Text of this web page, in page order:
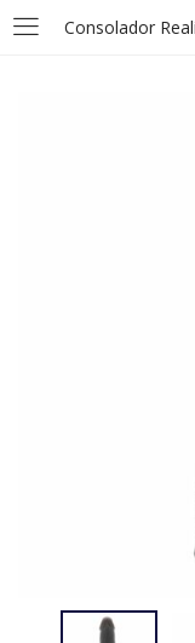
INICIAR
Ingrese su nombre